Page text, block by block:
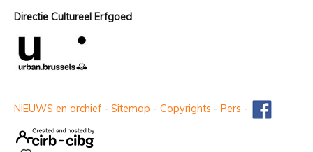
Directie Cultureel Erfgoed
NIEUWS en archief - Sitemap - Copyrights - Pers -